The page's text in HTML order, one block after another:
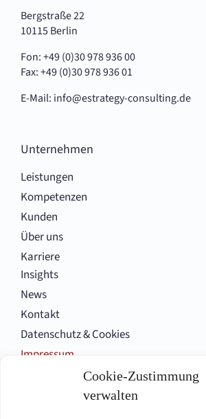
Cookie-Zustimmung
verwalten
Bergstraße 22
10115 Berlin
Fon: +49 (0)30 978 936 00
Fax: +49 (0)30 978 936 01
E-Mail: info@estrategy-consulting.de
Unternehmen
Leistungen
Kompetenzen
Kunden
Über uns
Karriere
Insights
News
Kontakt
Datenschutz & Cookies
Impressum